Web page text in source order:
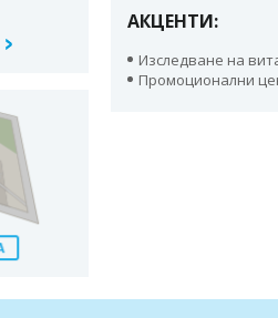
АКЦЕНТИ:
Изследване на
Промоционални